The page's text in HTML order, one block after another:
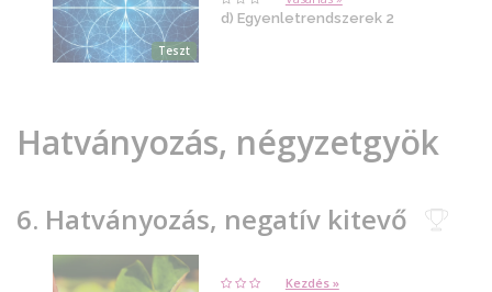
Teszt
d) Egyenletrendszerek 2
Hatványozás, négyzetgyök
6. Hatványozás, negatív kitevő
Kezdés »